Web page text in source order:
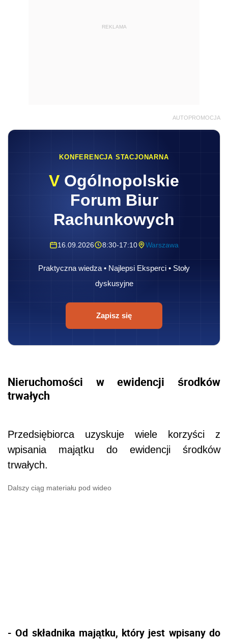
REKLAMA
AUTOPROMOCJA
KONFERENCJA STACJONARNA
V Ogólnopolskie
Forum Biur
Rachunkowych
16.09.2026 8:30-17:10 Warszawa
Praktyczna wiedza • Najlepsi Eksperci • Stoły
dyskusyjne
Zapisz się
Nieruchomości w ewidencji środków
trwałych
Przedsiębiorca uzyskuje wiele korzyści z
wpisania majątku do ewidencji środków
trwałych.
Dalszy ciąg materiału pod wideo
- Od składnika majątku, który jest wpisany do